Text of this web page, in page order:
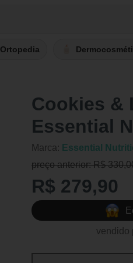
Ortopedia
Cookies &
Essential
Marca: Essential
preço anterior: R$
R$ 279,90
vendido